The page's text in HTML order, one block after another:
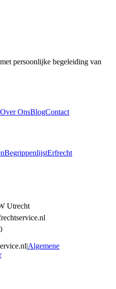
persoonlijke begeleiding van
Over OnsBlogContact
BegrippenlijstErfrecht
Utrecht
|Algemene